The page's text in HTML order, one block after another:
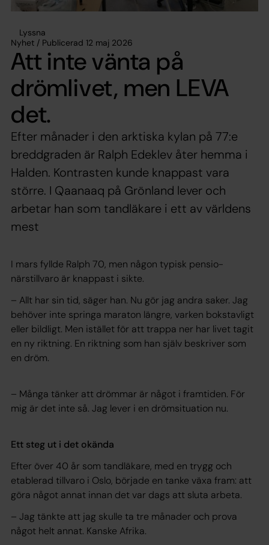
Lyssna
Nyhet / Publicerad 12 maj 2026
Att inte vänta på
drömlivet, men LEVA
det.
Efter månader i den arktiska kylan på 77:e
breddgraden är Ralph Edeklev åter hemma i
Halden. Kontrasten kunde knappast vara
större. I Qaanaaq på Grönland lever och
arbetar han som tandläkare i ett av världens
mest
I mars fyllde Ralph 70, men någon typisk pensio-
närstillvaro är knappast i sikte.
– Allt har sin tid, säger han. Nu gör jag andra saker. Jag
behöver inte springa maraton längre, varken bokstavligt
eller bildligt. Men istället för att trappa ner har livet tagit
en ny riktning. En riktning som han själv beskriver som
en dröm.
– Många tänker att drömmar är något i framtiden. För
mig är det inte så. Jag lever i en drömsituation nu.
Ett steg ut i det okända
Efter över 40 år som tandläkare, med en trygg och
etablerad tillvaro i Oslo, började en tanke växa fram: att
göra något annat innan det var dags att sluta arbeta.
– Jag tänkte att jag skulle ta tre månader och prova
något helt annat. Kanske Afrika.